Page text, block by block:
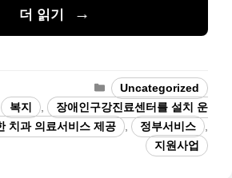
더 읽기
카
테
고
리
Uncategorized
복지
장애인구강진료센터를 설치 운
치과 의료서비스 제공
정부서비스
지원사업